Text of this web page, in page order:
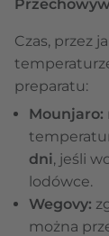
Czas, przez
preparatu:
Mounjaro:
dni, jeśli
lodówce.
Wegovy:
można